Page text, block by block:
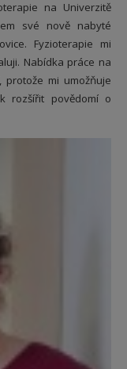
na Univerzitě
své nově nabyté
Fyzioterapie mi
Nabídka práce na
protože mi umožňuje
rozšířit povědomí o